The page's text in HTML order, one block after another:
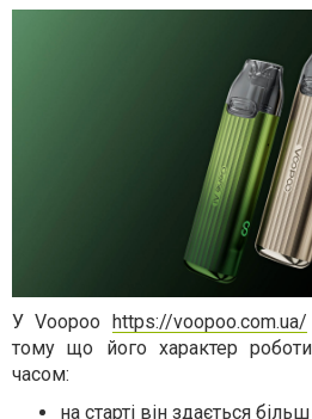
У Voopoo https://voopoo.com.ua/
тому що його характер
часом:
на старті він здається